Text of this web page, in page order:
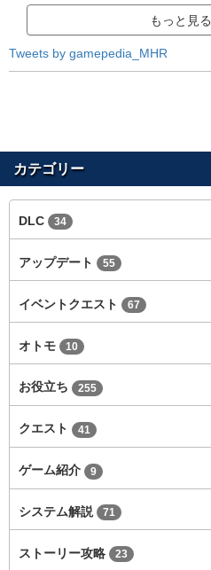
もっと見る
Tweets by gamepedia_MHR
カテゴリー
DLC 34
アップデート 55
イベントクエスト 67
オトモ 10
お役立ち 255
クエスト 41
ゲーム紹介 9
システム解説 71
ストーリー攻略 23